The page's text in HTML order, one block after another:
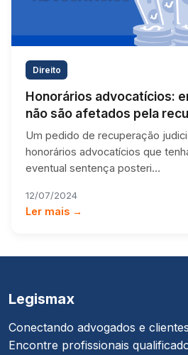
Direito
Honorários advocatícios:
não são afetados pela
Um pedido de recuperação
honorários advocatícios que
eventual sentença posteri…
12/07/2024
Ler mais →
Legismax
Conectando advogados e
Encontre profissionais